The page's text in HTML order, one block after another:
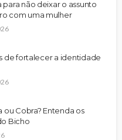
não deixar o assunto
com uma mulher
de fortalecer a identidade
ou Cobra? Entenda os
Bicho